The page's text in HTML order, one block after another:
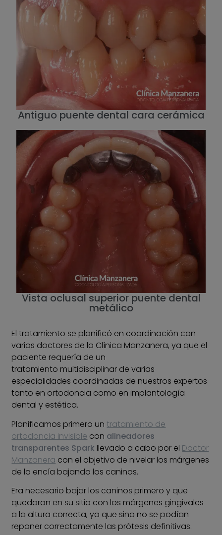
Antiguo puente dental cara cerámica
Vista oclusal superior puente dental
metálico
El tratamiento se planificó en coordinación con
varios doctores de la Clínica Manzanera, ya que el
paciente requería de un
tratamiento multidisciplinar de varias
especialidades coordinadas de nuestros expertos
tanto en ortodoncia como en implantología
dental y estética.
Planificamos primero un tratamiento de
ortodoncia invisible con alineadores
transparentes Spark llevado a cabo por el Doctor
Manzanera con el objetivo de nivelar los márgenes
de la encía bajando los caninos.
Era necesario bajar los caninos primero y que
quedaran en su sitio con los márgenes gingivales
a la altura correcta, ya que sino no se podían
reponer correctamente las prótesis definitivas.